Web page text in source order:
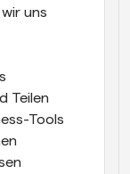
uns
Teilen
Tools